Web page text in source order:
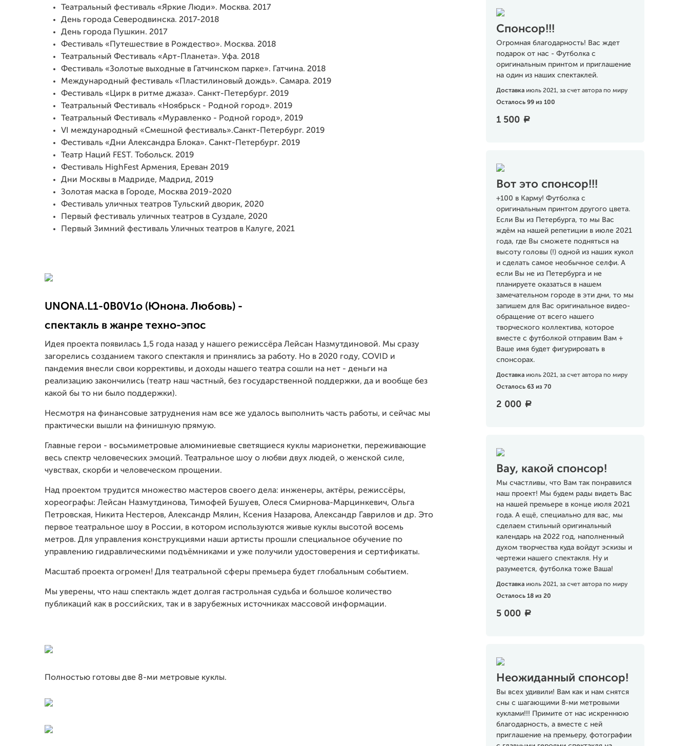
Спонсор!!!
Огромная благодарность! Вас ждет
подарок от нас - Футболка с
оригинальным принтом и приглашение
на один из наших спектаклей.
Доставка июль 2021, за счет автора по миру
Осталось 99 из 100
1 500 a
Вот это спонсор!!!
+100 в Карму! Футболка с
оригинальным принтом другого цвета.
Если Вы из Петербурга, то мы Вас
ждём на нашей репетиции в июле 2021
года, где Вы сможете подняться на
высоту головы (!) одной из наших кукол
и сделать самое необычное селфи. А
если Вы не из Петербурга и не
планируете оказаться в нашем
замечательном городе в эти дни, то мы
запишем для Вас оригинальное видео-
обращение от всего нашего
творческого коллектива, которое
вместе с футболкой отправим Вам +
Ваше имя будет фигурировать в
спонсорах.
Доставка июль 2021, за счет автора по миру
Осталось 63 из 70
2 000 a
Вау, какой спонсор!
Мы счастливы, что Вам так понравился
наш проект! Мы будем рады видеть Вас
на нашей премьере в конце июля 2021
года. А ещё, специально для вас, мы
сделаем стильный оригинальный
календарь на 2022 год, наполненный
духом творчества куда войдут эскизы и
чертежи нашего спектакля. Ну и
разумеется, футболка тоже Ваша!
Доставка июль 2021, за счет автора по миру
Осталось 18 из 20
5 000 a
Неожиданный спонсор!
Вы всех удивили! Вам как и нам снятся
сны с шагающими 8-ми метровыми
куклами!!! Примите от нас искреннюю
благодарность, а вместе с ней
приглашение на премьеру, фотографии
Театральный фестиваль «Яркие Люди». Москва. 2017
День города Северодвинска. 2017-2018
День города Пушкин. 2017
Фестиваль «Путешествие в Рождество». Москва. 2018
Театральный Фестиваль «Арт-Планета». Уфа. 2018
Фестиваль «Золотые выходные в Гатчинском парке». Гатчина. 2018
Международный фестиваль «Пластилиновый дождь». Самара. 2019
Фестиваль «Цирк в ритме джаза». Санкт-Петербург. 2019
Театральный Фестиваль «Ноябрьск - Родной город». 2019
Театральный Фестиваль «Муравленко - Родной город», 2019
VI международный «Смешной фестиваль».Санкт-Петербург. 2019
Фестиваль «Дни Александра Блока». Санкт-Петербург. 2019
Театр Наций FEST. Тобольск. 2019
Фестиваль HighFest Армения, Ереван 2019
Дни Москвы в Мадриде, Мадрид, 2019
Золотая маска в Городе, Москва 2019-2020
Фестиваль уличных театров Тульский дворик, 2020
Первый фестиваль уличных театров в Суздале, 2020
Первый Зимний фестиваль Уличных театров в Калуге, 2021
UNONA.L1-0B0V1o (Юнона. Любовь) -
спектакль в жанре техно-эпос
Идея проекта появилась 1,5 года назад у нашего режиссёра Лейсан Назмутдиновой. Мы сразу
загорелись созданием такого спектакля и принялись за работу. Но в 2020 году, COVID и
пандемия внесли свои коррективы, и доходы нашего театра сошли на нет - деньги на
реализацию закончились (театр наш частный, без государственной поддержки, да и вообще без
какой бы то ни было поддержки).
Несмотря на финансовые затруднения нам все же удалось выполнить часть работы, и сейчас мы
практически вышли на финишную прямую.
Главные герои - восьмиметровые алюминиевые светящиеся куклы марионетки, переживающие
весь спектр человеческих эмоций. Театральное шоу о любви двух людей, о женской силе,
чувствах, скорби и человеческом прощении.
Над проектом трудится множество мастеров своего дела: инженеры, актёры, режиссёры,
хореографы: Лейсан Назмутдинова, Тимофей Бушуев, Олеся Смирнова-Марцинкевич, Ольга
Петровская, Никита Нестеров, Александр Мялин, Ксения Назарова, Александр Гаврилов и др. Это
первое театральное шоу в России, в котором используются живые куклы высотой восемь
метров. Для управления конструкциями наши артисты прошли специальное обучение по
управлению гидравлическими подъёмниками и уже получили удостоверения и сертификаты.
Масштаб проекта огромен! Для театральной сферы премьера будет глобальным событием.
Мы уверены, что наш спектакль ждет долгая гастрольная судьба и большое количество
публикаций как в российских, так и в зарубежных источниках массовой информации.
Полностью готовы две 8-ми метровые куклы.